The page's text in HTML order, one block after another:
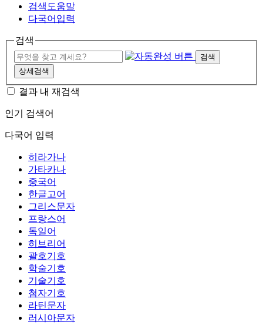
검색도움말
다국어입력
검색
검색
상세검색
결과 내 재검색
인기 검색어
다국어 입력
히라가나
가타카나
중국어
한글고어
그리스문자
프랑스어
독일어
히브리어
괄호기호
학술기호
기술기호
첨자기호
라틴문자
러시아문자